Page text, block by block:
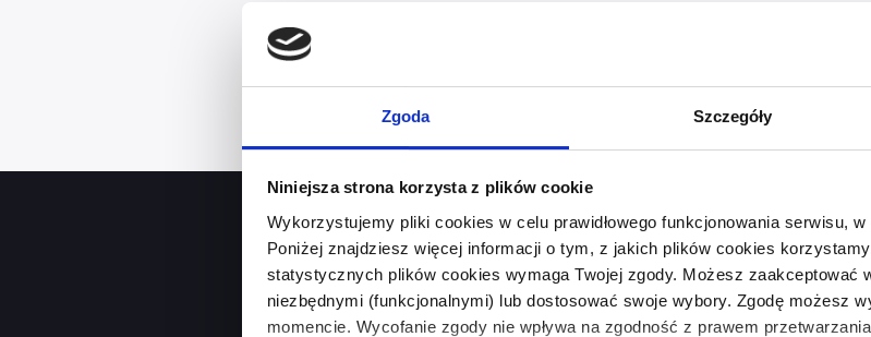
Zgoda Szczegóły
Niniejsza strona korzysta z plików cookie
Wykorzystujemy pliki cookies w celu prawidłowego funkcjonowania serwisu,
Poniżej znajdziesz więcej informacji o tym, z jakich plików cookies
statystycznych plików cookies wymaga Twojej zgody. Możesz
niezbędnymi (funkcjonalnymi) lub dostosować swoje wybory. Zgodę możesz
momencie. Wycofanie zgody nie wpływa na zgodność z prawem
Przejmujemy ryzyko
niewypłacalności kontrahenta
Parametry